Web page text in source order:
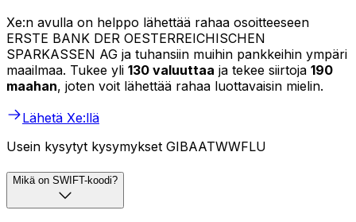
Xe:n avulla on helppo lähettää rahaa osoitteeseen
ERSTE BANK DER OESTERREICHISCHEN
SPARKASSEN AG ja tuhansiin muihin pankkeihin ympäri
maailmaa. Tukee yli 130 valuuttaa ja tekee siirtoja 190
maahan, joten voit lähettää rahaa luottavaisin mielin.
Lähetä Xe:llä
Usein kysytyt kysymykset GIBAATWWFLU
Mikä on SWIFT-koodi?